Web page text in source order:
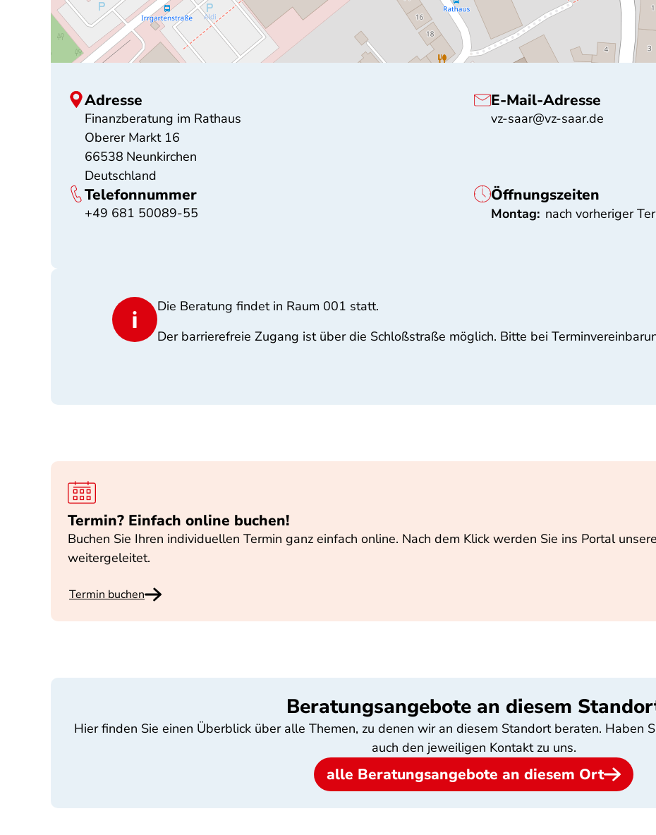
Adresse
Finanzberatung im Rathaus
Oberer Markt 16
66538 Neunkirchen
Deutschland
E-Mail-Adresse
vz-saar@vz-saar.de
Telefonnummer
+49 681 50089-55
Öffnungszeiten
Montag: nach vorheriger
Die Beratung findet in Raum 001 statt.
Der barrierefreie Zugang ist über die Schloßstraße möglich. Bitte bei
Termin? Einfach online buchen!
Buchen Sie Ihren individuellen Termin ganz einfach online. Nach dem Klick werden Sie ins Portal
weitergeleitet.
Termin buchen
Beratungsangebote an diesem
Hier finden Sie einen Überblick über alle Themen, zu denen wir an diesem Standort beraten. Haben
auch den jeweiligen Kontakt zu uns.
alle Beratungsangebote an diesem Ort